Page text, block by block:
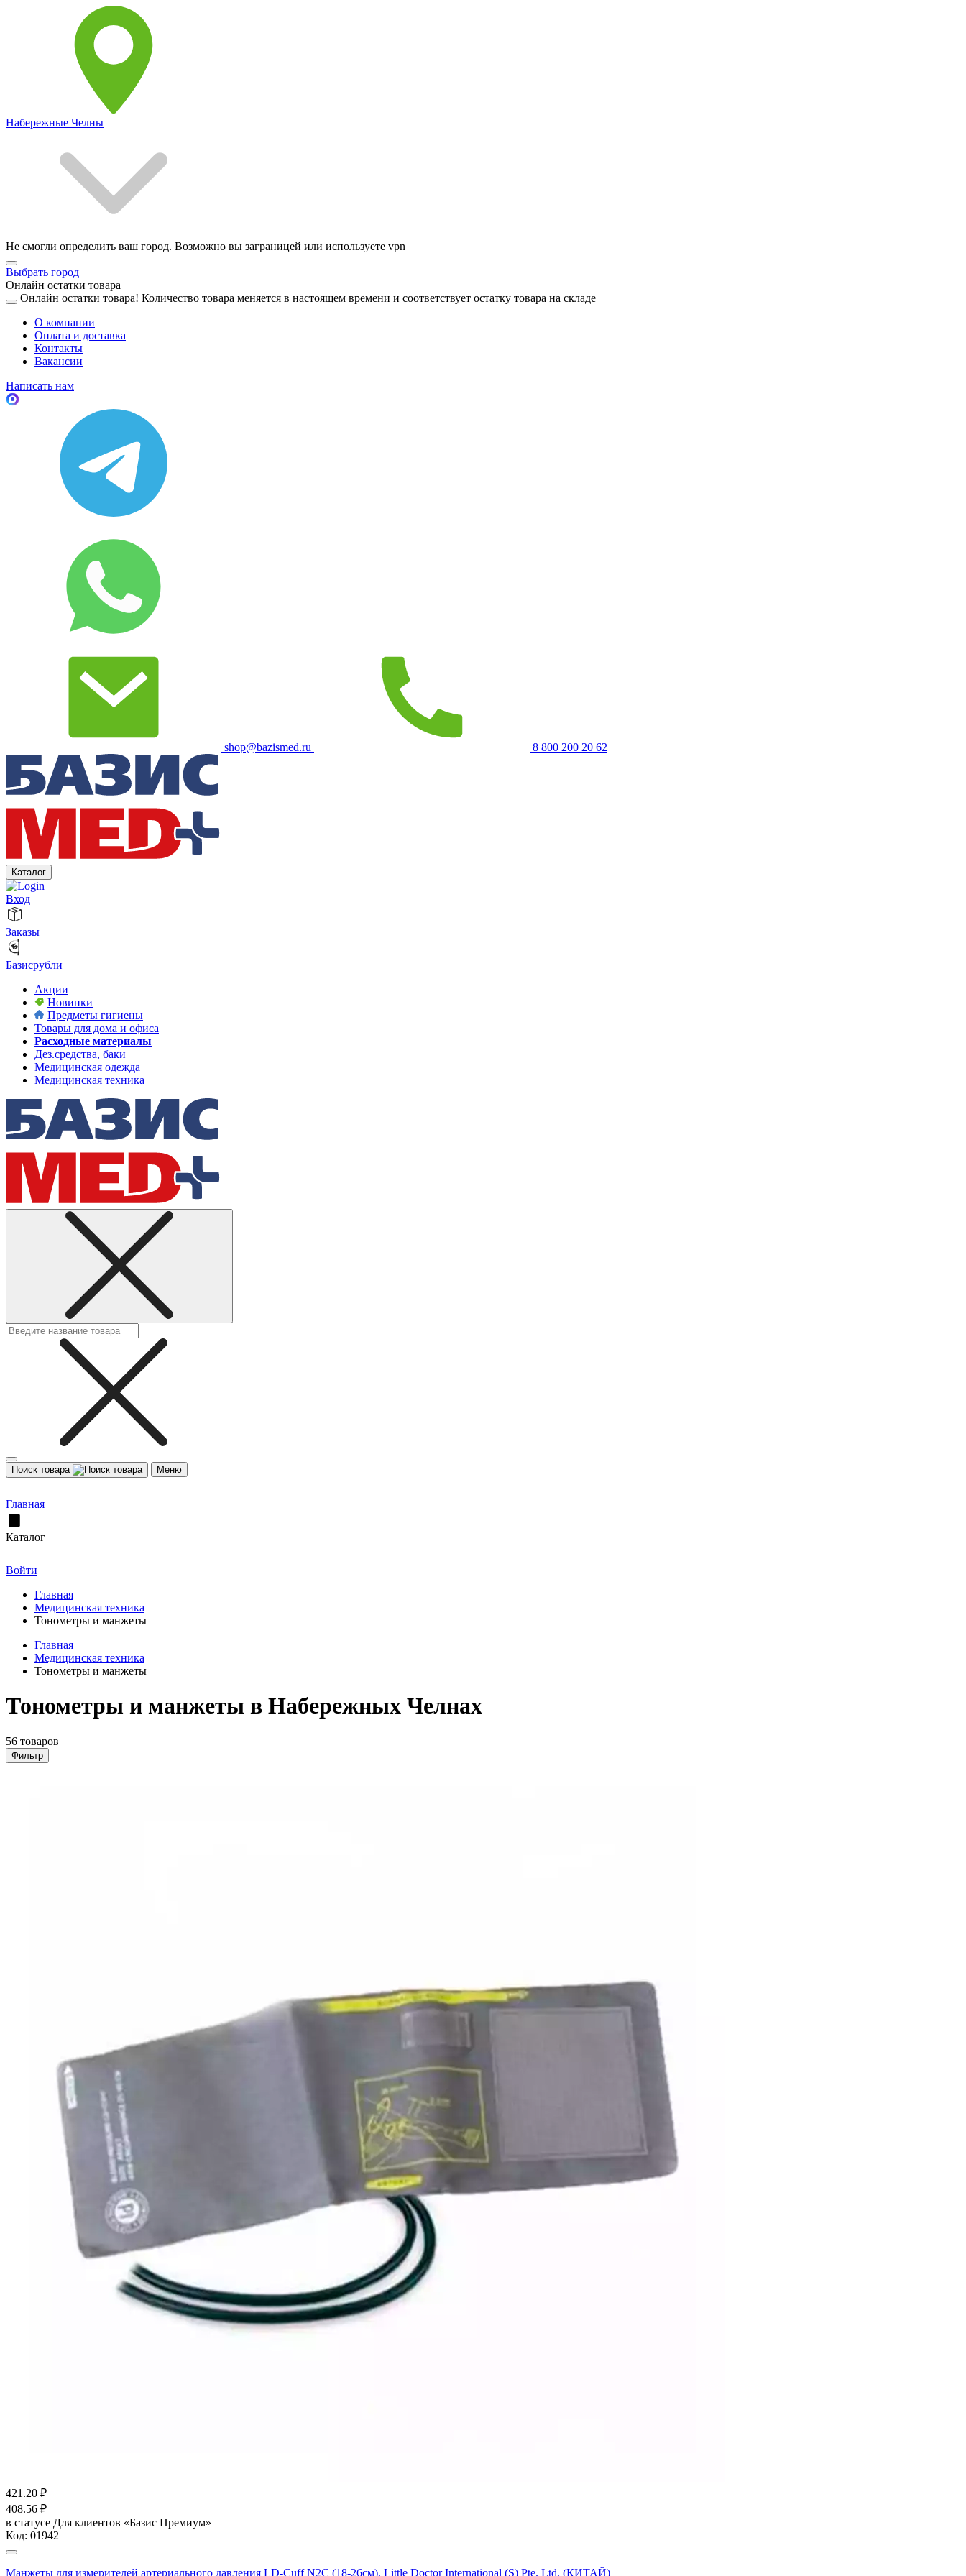
Набережные Челны
Не смогли определить ваш город. Возможно вы заграницей или используете vpn
Выбрать город
Онлайн остатки товара
Онлайн остатки товара! Количество товара меняется в настоящем времени и соответствует остатку товара на складе
О компании
Оплата и доставка
Контакты
Вакансии
Написать нам
shop@bazismed.ru 8 800 200 20 62
Каталог
Вход
Заказы
Базисрубли
Акции
Новинки
Предметы гигиены
Товары для дома и офиса
Расходные материалы
Дез.средства, баки
Медицинская одежда
Медицинская техника
Поиск товара Меню
Главная
Каталог
Войти
Главная
Медицинская техника
Тонометры и манжеты
Главная
Медицинская техника
Тонометры и манжеты
Тонометры и манжеты в Набережных Челнах
56 товаров
Фильтр
421.20 ₽
408.56 ₽
в статусе Для клиентов «Базис Премиум»
Код: 01942
Манжеты для измерителей артериального давления LD-Cuff N2C (18-26см), Little Doctor International (S) Pte. Ltd. (КИТАЙ)